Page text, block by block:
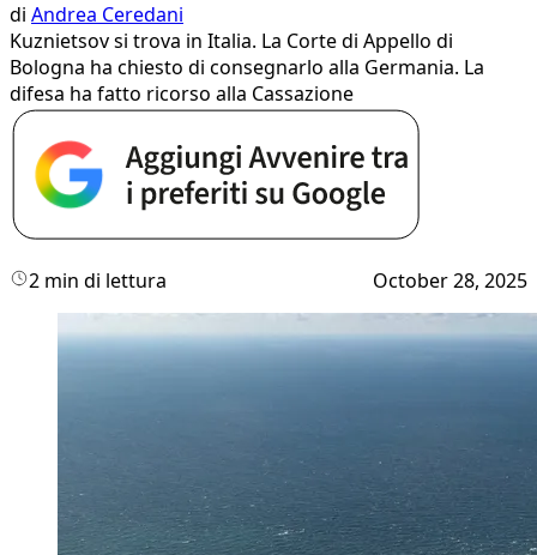
di Andrea Ceredani
Kuznietsov si trova in Italia. La Corte di Appello di
Bologna ha chiesto di consegnarlo alla Germania. La
difesa ha fatto ricorso alla Cassazione
2 min di lettura October 28, 2025